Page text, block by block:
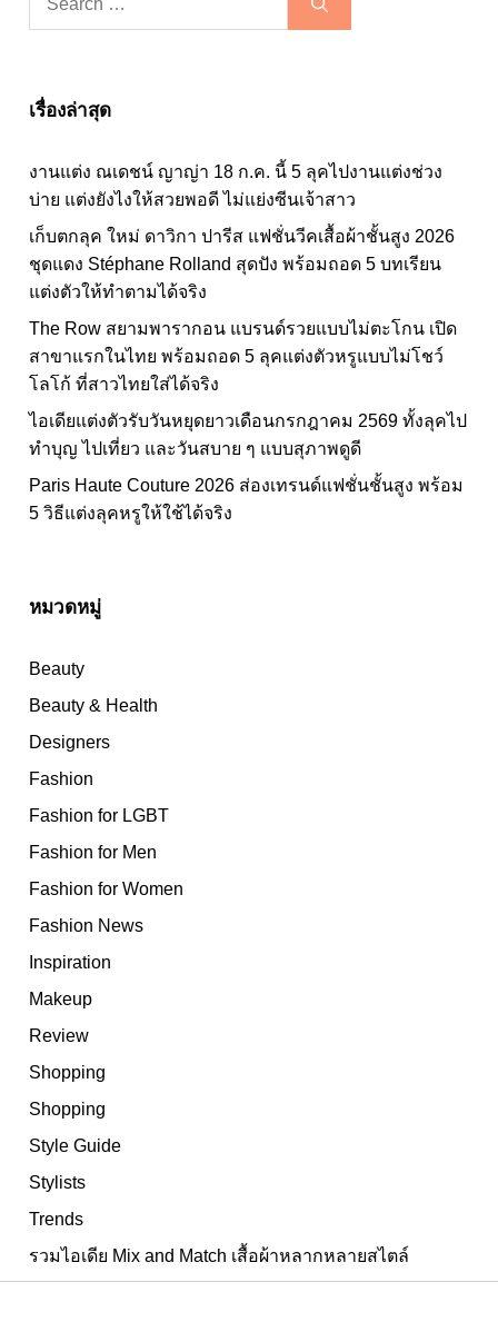
เรื่องล่าสุด
งานแต่ง ณเดชน์ ญาญ่า 18 ก.ค. นี้ 5 ลุคไปงานแต่งช่วง
บ่าย แต่งยังไงให้สวยพอดี ไม่แย่งซีนเจ้าสาว
เก็บตกลุค ใหม่ ดาวิกา ปารีส แฟชั่นวีคเสื้อผ้าชั้นสูง 2026
ชุดแดง Stéphane Rolland สุดปัง พร้อมถอด 5 บทเรียน
แต่งตัวให้ทำตามได้จริง
The Row สยามพารากอน แบรนด์รวยแบบไม่ตะโกน เปิด
สาขาแรกในไทย พร้อมถอด 5 ลุคแต่งตัวหรูแบบไม่โชว์
โลโก้ ที่สาวไทยใส่ได้จริง
ไอเดียแต่งตัวรับวันหยุดยาวเดือนกรกฎาคม 2569 ทั้งลุคไป
ทำบุญ ไปเที่ยว และวันสบาย ๆ แบบสุภาพดูดี
Paris Haute Couture 2026 ส่องเทรนด์แฟชั่นชั้นสูง พร้อม
5 วิธีแต่งลุคหรูให้ใช้ได้จริง
หมวดหมู่
Beauty
Beauty & Health
Designers
Fashion
Fashion for LGBT
Fashion for Men
Fashion for Women
Fashion News
Inspiration
Makeup
Review
Shopping
Shopping
Style Guide
Stylists
Trends
รวมไอเดีย Mix and Match เสื้อผ้าหลากหลายสไตล์